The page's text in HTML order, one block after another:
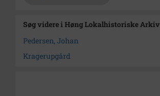
Søg videre i Høng Lokalhistoriske Arkiv
Pedersen, Johan
Kragerupgård